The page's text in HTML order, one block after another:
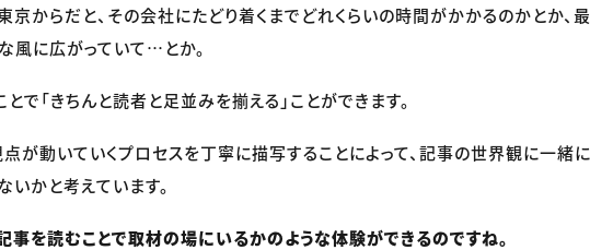
京からだと、その会社にたどり着くまでどれくらいの時間がかかるのかとか、
風に広がっていて…とか。
とで「きちんと読者と足並みを揃える」ことができます。
点が動いていくプロセスを丁寧に描写することによって、記事の世界観に一緒
いかと考えています。
を読むことで取材の場にいるかのような体験ができるのですね。